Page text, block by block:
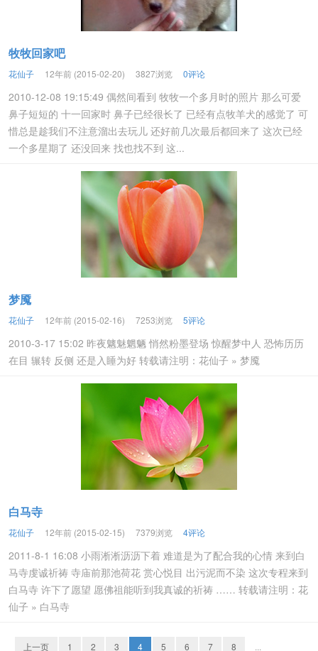
牧牧回家吧
花仙子 12年前 (2015-02-20) 3827浏览 0评论
2010-12-08 19:15:49 偶然间看到 牧牧一个多月时的照片 那么可爱
鼻子短短的 十一回家时 鼻子已经很长了 已经有点牧羊犬的感觉了 可
惜总是趁我们不注意溜出去玩儿 还好前几次最后都回来了 这次已经
一个多星期了 还没回来 找也找不到 这...
梦魇
花仙子 12年前 (2015-02-16) 7253浏览 5评论
2010-3-17 15:02 昨夜魑魅魍魉 悄然粉墨登场 惊醒梦中人 恐怖历历
在目 辗转 反侧 还是入睡为好 转载请注明：花仙子 » 梦魇
白马寺
花仙子 12年前 (2015-02-15) 7379浏览 4评论
2011-8-1 16:08 小雨淅淅沥沥下着 难道是为了配合我的心情 来到白
马寺虔诚祈祷 寺庙前那池荷花 赏心悦目 出污泥而不染 这次专程来到
白马寺 许下了愿望 愿佛祖能听到我真诚的祈祷 …… 转载请注明：花
仙子 » 白马寺
上一页 1 2 3 4 5 6 7 8